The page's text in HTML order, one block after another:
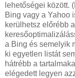
lehetőségei között.
Bing vagy a Yahoo
kerülhetsz előrébb
a Bing és semelyik
ki egyetlen listát
hátrébb a
elégedett legyen